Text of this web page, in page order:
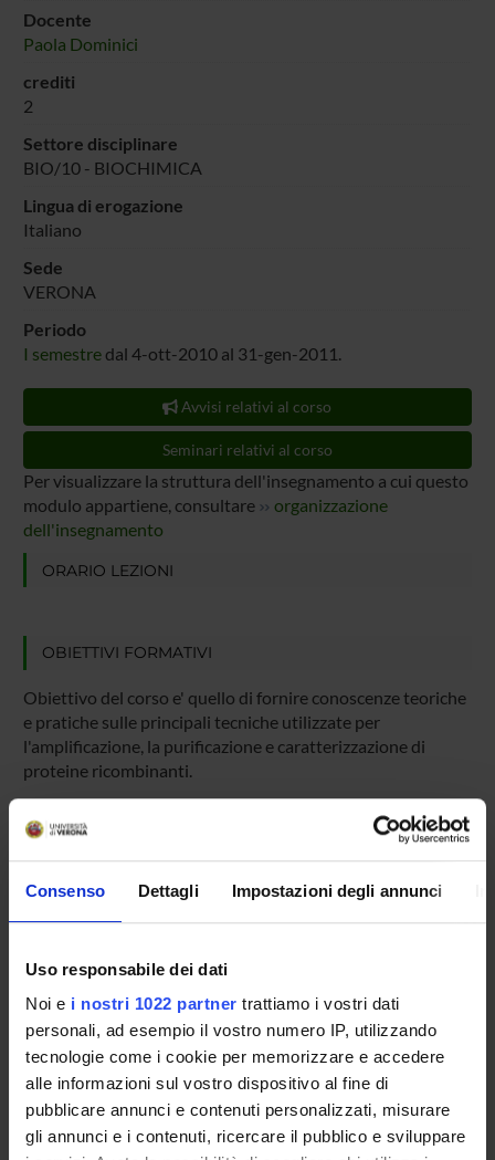
Consenso Dettagli Impostazioni degli annunci
Uso responsabile dei dati
Noi e i nostri 1022 partner trattiamo i vostri dati
personali, ad esempio il vostro numero IP, utilizzando
tecnologie come i cookie per memorizzare e accedere
alle informazioni sul vostro dispositivo al fine di
pubblicare annunci e contenuti personalizzati, misurare
gli annunci e i contenuti, ricercare il pubblico e sviluppare
Docente
Paola Dominici
crediti
2
Settore disciplinare
BIO/10 - BIOCHIMICA
Lingua di erogazione
Italiano
Sede
VERONA
Periodo
I semestredal 4-ott-2010 al 31-gen-2011.
Avvisi relativi al corso
Seminari relativi al corso
Per visualizzare la struttura dell'insegnamento a cui questo
modulo appartiene, consultare
organizzazione
dell'insegnamento
ORARIO LEZIONI
OBIETTIVI FORMATIVI
Obiettivo del corso e' quello di fornire conoscenze teoriche
e pratiche sulle principali tecniche utilizzate per
l'amplificazione, la purificazione e caratterizzazione di
proteine ricombinanti.
PROGRAMMA
CLONAGGIO: Scelta della proteina. Scelta del sistema di
espressione. Scelta del vettore. Strategia di clonaggio.
Espressione in E.coli : ottimizzazione dei livelli di
espressione; miglioramento della solubilita’; miglioramento
della stabilita’; diminuzione della tossicita’ . Co-espressione.
Proteine di fusione: GST, (His)6 : vantaggi e svantaggi
Espressione in cellule di insetto/ baculovirus.
Espressione in lievito
PURIFICAZIONE:
Estrazione e chiarificazione . Cromatografia. Conservazione